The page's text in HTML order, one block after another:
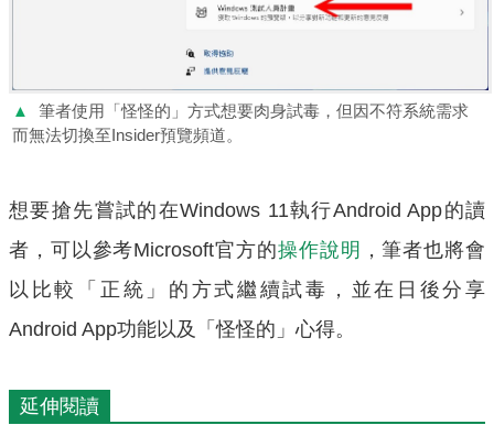
▲
筆者使用「怪怪的」方式想要肉身試毒，但因不符系統需求
而無法切換至Insider預覽頻道。
想要搶先嘗試的在Windows 11執行Android App的讀
者，可以參考Microsoft官方的操作說明 ，筆者也將會
以比較「正統」的方式繼續試毒，並在日後分享
Android App功能以及「怪怪的」心得。
延伸閱讀